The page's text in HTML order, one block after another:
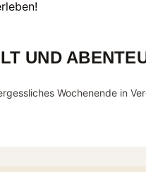
UND
Wochenende in